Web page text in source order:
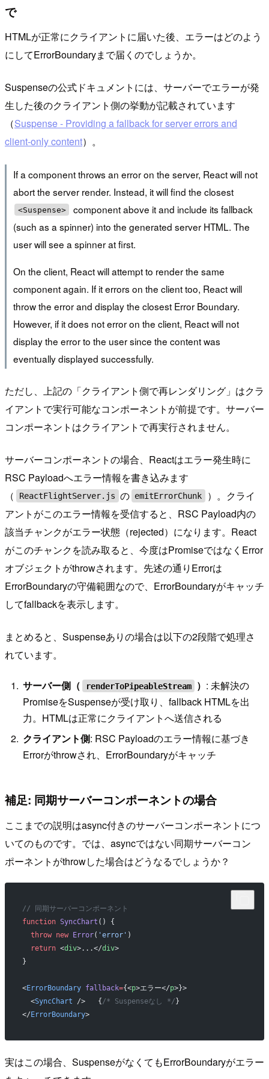
で
HTMLが正常にクライアントに届いた後、エラーはどのよう
にしてErrorBoundaryまで届くのでしょうか。
Suspenseの公式ドキュメントには、サーバーでエラーが発
生した後のクライアント側の挙動が記載されています
（Suspense - Providing a fallback for server errors and
client-only content）。
If a component throws an error on the server, React will not
abort the server render. Instead, it will find the closest
<Suspense>
component above it and include its fallback
(such as a spinner) into the generated server HTML. The
user will see a spinner at first.
On the client, React will attempt to render the same
component again. If it errors on the client too, React will
throw the error and display the closest Error Boundary.
However, if it does not error on the client, React will not
display the error to the user since the content was
eventually displayed successfully.
ただし、上記の「クライアント側で再レンダリング」はクラ
イアントで実行可能なコンポーネントが前提です。サーバー
コンポーネントはクライアントで再実行されません。
サーバーコンポーネントの場合、Reactはエラー発生時に
RSC Payloadへエラー情報を書き込みます
（
ReactFlightServer.js の emitErrorChunk
）。クライ
アントがこのエラー情報を受信すると、RSC Payload内の
該当チャンクがエラー状態（rejected）になります。React
がこのチャンクを読み取ると、今度はPromiseではなくError
オブジェクトがthrowされます。先述の通りErrorは
ErrorBoundaryの守備範囲なので、ErrorBoundaryがキャッチ
してfallbackを表示します。
まとめると、Suspenseありの場合は以下の2段階で処理さ
れています。
サーバー側（ renderToPipeableStream ） : 未解決の
PromiseをSuspenseが受け取り、fallback HTMLを出
力。HTMLは正常にクライアントへ送信される
クライアント側: RSC Payloadのエラー情報に基づき
Errorがthrowされ、ErrorBoundaryがキャッチ
補足: 同期サーバーコンポーネントの場合
ここまでの説明はasync付きのサーバーコンポーネントにつ
いてのものです。では、asyncではない同期サーバーコン
ポーネントがthrowした場合はどうなるでしょうか？
// 同期サーバーコンポーネント
function SyncChart () {
  throw
new Error( 'error' )
  return
<div>...</div>
}
<ErrorBoundary fallback={<p>エラー</p>}>
  <
SyncChart />   { /* Suspenseなし */ }
</ ErrorBoundary>
実はこの場合、SuspenseがなくてもErrorBoundaryがエラー